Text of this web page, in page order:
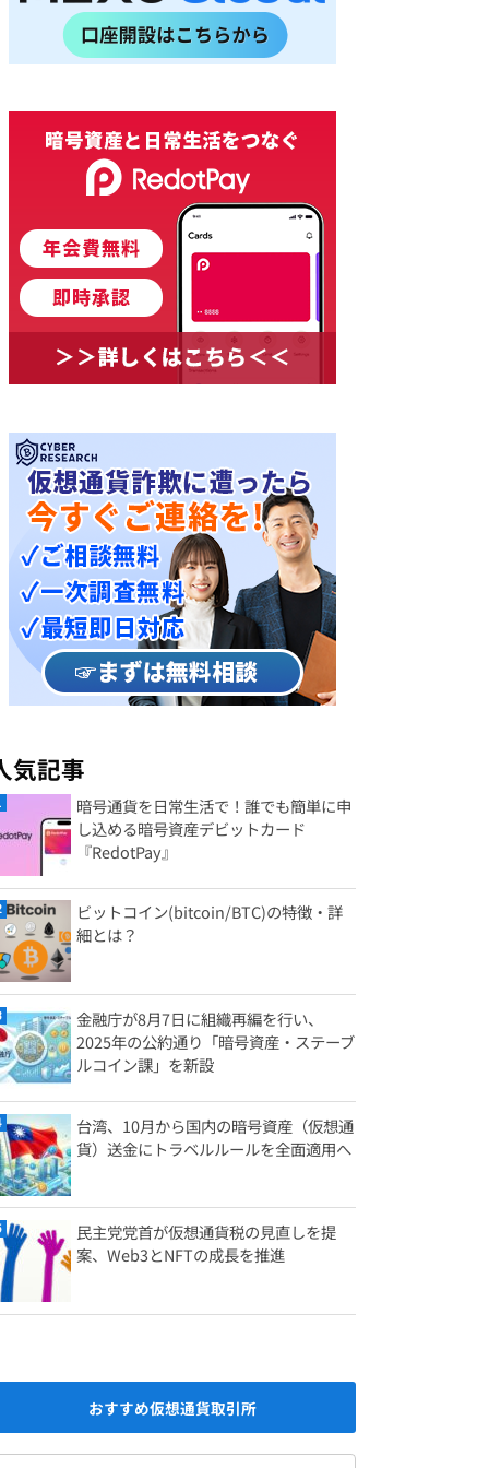
気記事
暗号通貨を日常生活で！誰でも簡単に申
し込める暗号資産デビットカード
『RedotPay』
ビットコイン(bitcoin/BTC)の特徴・詳
細とは？
金融庁が8月7日に組織再編を行い、
2025年の公約通り「暗号資産・ステーブ
ルコイン課」を新設
台湾、10月から国内の暗号資産（仮想通
貨）送金にトラベルルールを全面適用へ
民主党党首が仮想通貨税の見直しを提
案、Web3とNFTの成長を推進
おすすめ仮想通貨取引所